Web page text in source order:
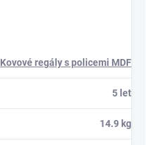
Kovové regály s policemi MDF
5 let
14.9 kg